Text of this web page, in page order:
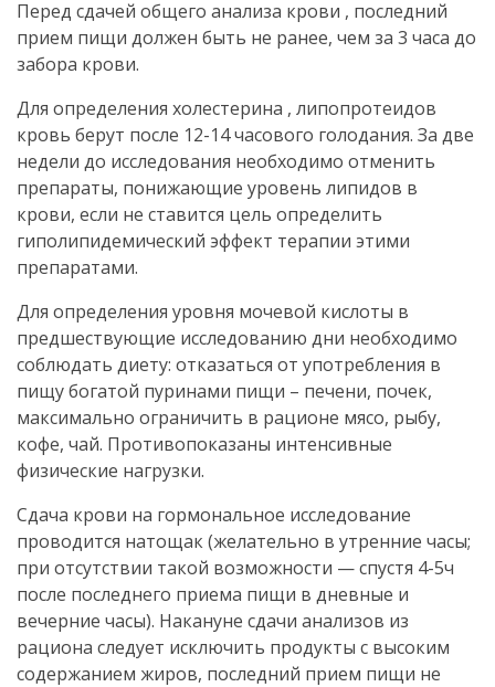
Перед сдачей общего анализа крови , последний
прием пищи должен быть не ранее, чем за 3 часа до
забора крови.
Для определения холестерина , липопротеидов
кровь берут после 12-14 часового голодания. За две
недели до исследования необходимо отменить
препараты, понижающие уровень липидов в
крови, если не ставится цель определить
гиполипидемический эффект терапии этими
препаратами.
Для определения уровня мочевой кислоты в
предшествующие исследованию дни необходимо
соблюдать диету: отказаться от употребления в
пищу богатой пуринами пищи – печени, почек,
максимально ограничить в рационе мясо, рыбу,
кофе, чай. Противопоказаны интенсивные
физические нагрузки.
Сдача крови на гормональное исследование
проводится натощак (желательно в утренние часы;
при отсутствии такой возможности — спустя 4-5ч
после последнего приема пищи в дневные и
вечерние часы). Накануне сдачи анализов из
рациона следует исключить продукты с высоким
содержанием жиров, последний прием пищи не